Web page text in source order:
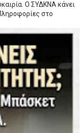
Ο ΣΥΔΚΝΑ κάνει
στο